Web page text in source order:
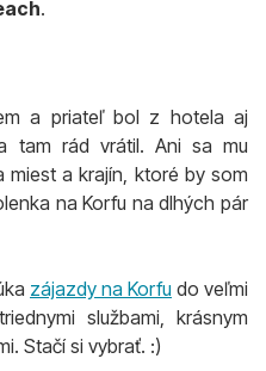
.
a priateľ bol z hotela aj
tam rád vrátil. Ani sa mu
miest a krajín, ktoré by som
na Korfu na dlhých pár
zájazdy na Korfu do veľmi
službami, krásnym
Stačí si vybrať. :)